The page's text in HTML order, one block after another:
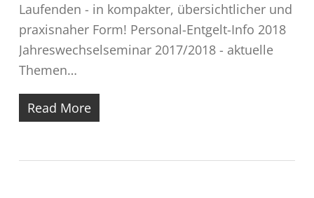
Laufenden - in kompakter, übersichtlicher und
praxisnaher Form! Personal-Entgelt-Info 2018
Jahreswechselseminar 2017/2018 - aktuelle
Themen…
Read More